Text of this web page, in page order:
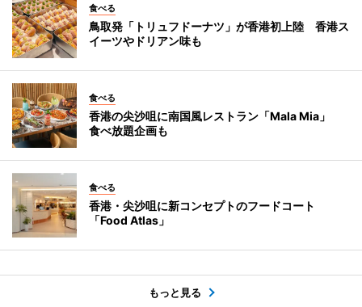
食べる
鳥取発「トリュフドーナツ」が香港初上陸 香港ス
イーツやドリアン味も
食べる
香港の尖沙咀に南国風レストラン「Mala Mia」
食べ放題企画も
食べる
香港・尖沙咀に新コンセプトのフードコート
「Food Atlas」
もっと見る